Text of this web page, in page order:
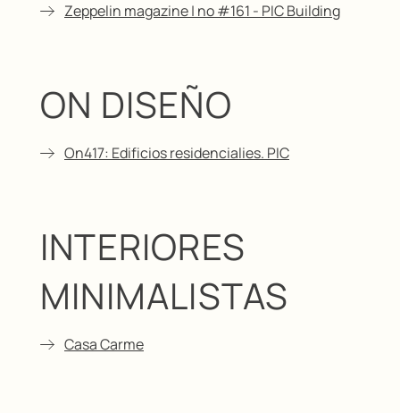
Zeppelin magazine | no #161 - PIC Building
ON DISEÑO
On417: Edificios residencialies. PIC
INTERIORES
MINIMALISTAS
Casa Carme